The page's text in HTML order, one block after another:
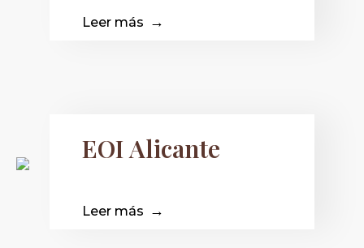
Leer más
EOI Alicante
Leer más